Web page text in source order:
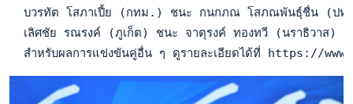
บวรทัต โสภาเปี้ย (กทม.) ชนะ กนกภณ โสภณพันธุ์ชื่น (ปทุ
เลิศชัย รณรงค์ (ภูเก็ต) ชนะ จาตุรงค์ ทองทวี (นราธิวาส)
สำหรับผลการแข่งขันคู่อื่น ๆ ดูรายละเอียดได้ที่ https://